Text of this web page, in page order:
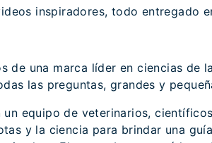
inspiradores, todo entregado
de una marca líder en ciencias de
las preguntas, grandes y
un equipo de veterinarios,
y la ciencia para brindar una